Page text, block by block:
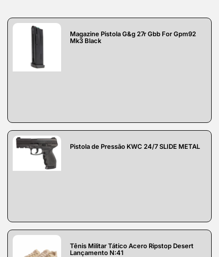
Magazine Pistola G&g 27r Gbb For Gpm92
Mk3 Black
Pistola de Pressão KWC 24/7 SLIDE METAL
Tênis Militar Tático Acero Ripstop Desert
Lançamento N:41